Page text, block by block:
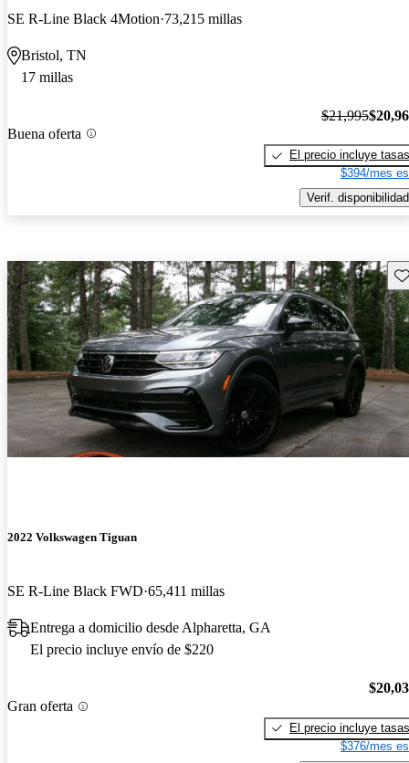
SE R-Line Black 4Motion 73,215 millas
Bristol, TN
17 millas
Buena oferta
$21,995
El precio incluye tasas
$394/mes
Verif. disponibilidad
2022 Volkswagen Tiguan
SE R-Line Black FWD 65,411 millas
Entrega a domicilio desde Alpharetta, GA
El precio incluye envío de $220
Gran oferta
El precio incluye tasas
$376/mes